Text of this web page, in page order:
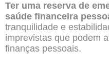
Ter uma reserva de
saúde financeira
tranquilidade e
imprevistas que podem
finanças pessoais.